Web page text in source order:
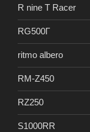
R nine T Racer
RG500Γ
ritmo albero
RM-Z450
RZ250
S1000RR